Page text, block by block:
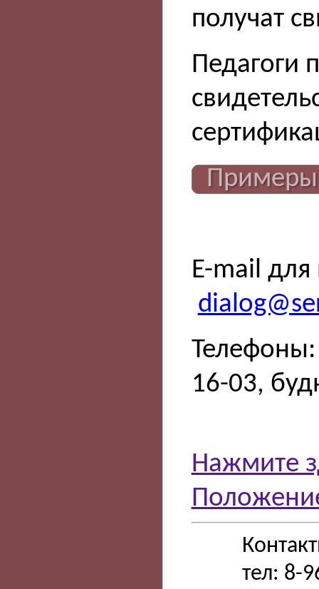
получат
Педагоги
E-mail для
16-03,
Нажмите
тел: 8-